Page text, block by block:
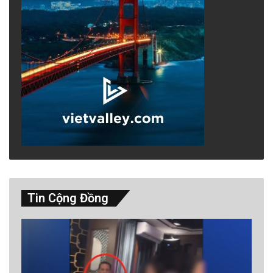
Khi Mỹ đơn phương bắt cóc nguyên thủ của
một quốc gia có chủ quyền mà không được sử
đồng thuận lớn từ Hội Đồng Bảo An Liên Hợp
Quốc, họ đã gửi đi một thông điệp đậm chất
Thuyết Hiện Thực (Realism): “Kẻ mạnh làm
những gì họ có thể, và kẻ yếu phải chịu đựng
công cụ của kẻ mạnh, và chiếc lồng nhốt con
chính thức bị phá vỡ.
Tin Cộng Đồng